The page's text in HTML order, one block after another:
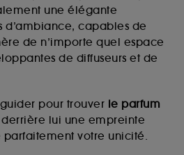
une élégante
capables de
de n’importe quel espace
de diffuseurs et de
pour trouver le parfum
lui une empreinte
votre unicité.
des publicités, y compris sur des
réseaux sociaux, sur la base
avez consultées, de votre
de vos interactions.
des paiements en ligne :